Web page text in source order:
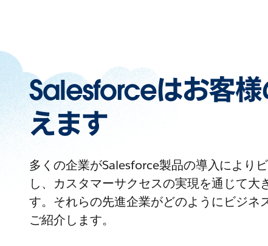
Salesforceはお客
えます
多くの企業がSalesforce製品の導入により
し、カスタマーサクセスの実現を通じて大
す。それらの先進企業がどのようにビジネ
ご紹介します。